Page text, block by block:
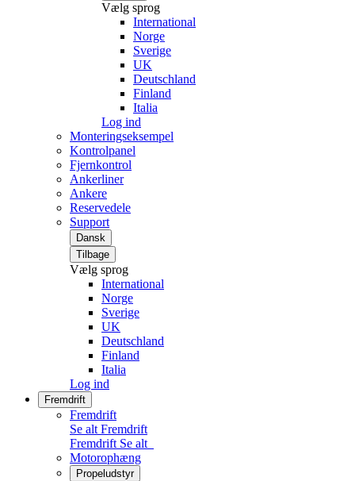
Vælg sprog
International
Norge
Sverige
UK
Deutschland
Finland
Italia
Log ind
Monteringseksempel
Kontrolpanel
Fjernkontrol
Ankerliner
Ankere
Reservedele
Support
Dansk
Tilbage
Vælg sprog
International
Norge
Sverige
UK
Deutschland
Finland
Italia
Log ind
Fremdrift
Fremdrift
Se alt Fremdrift
Fremdrift Se alt
Motorophæng
Propeludstyr